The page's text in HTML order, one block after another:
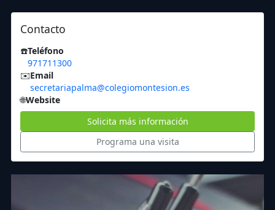
Contacto
☎️Teléfono
971711300
✉️Email
secretariapalma@colegiomontesion.es
🌐Website
Solicita más información
Programa una visita